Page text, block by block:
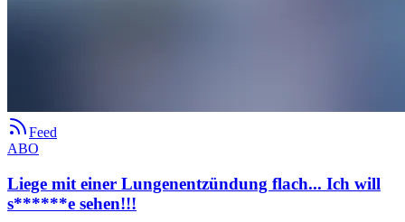
Feed
ABO
Liege mit einer Lungenentzündung flach... Ich will
s******e sehen!!!